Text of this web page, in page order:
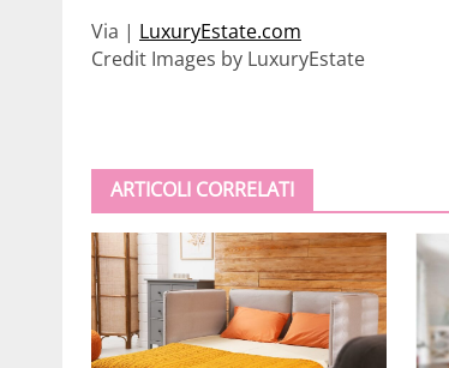
Via | LuxuryEstate.com
Credit Images by LuxuryEstate
ARTICOLI CORRELATI